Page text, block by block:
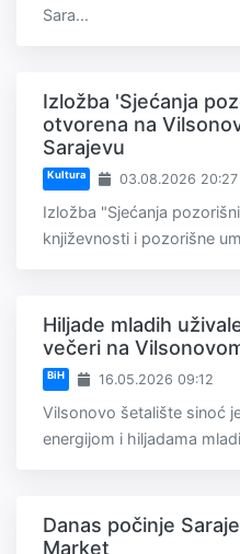
Sara...
Izložba 'Sjećanja
otvorena na
Sarajevu
Kultura 03.08.2026 20:27
Izložba "Sjećanja
književnosti i pozorišne
Hiljade mladih
večeri na
BiH 16.05.2026 09:12
Vilsonovo šetalište sinoć
energijom i hiljadama
Danas počinje
Market